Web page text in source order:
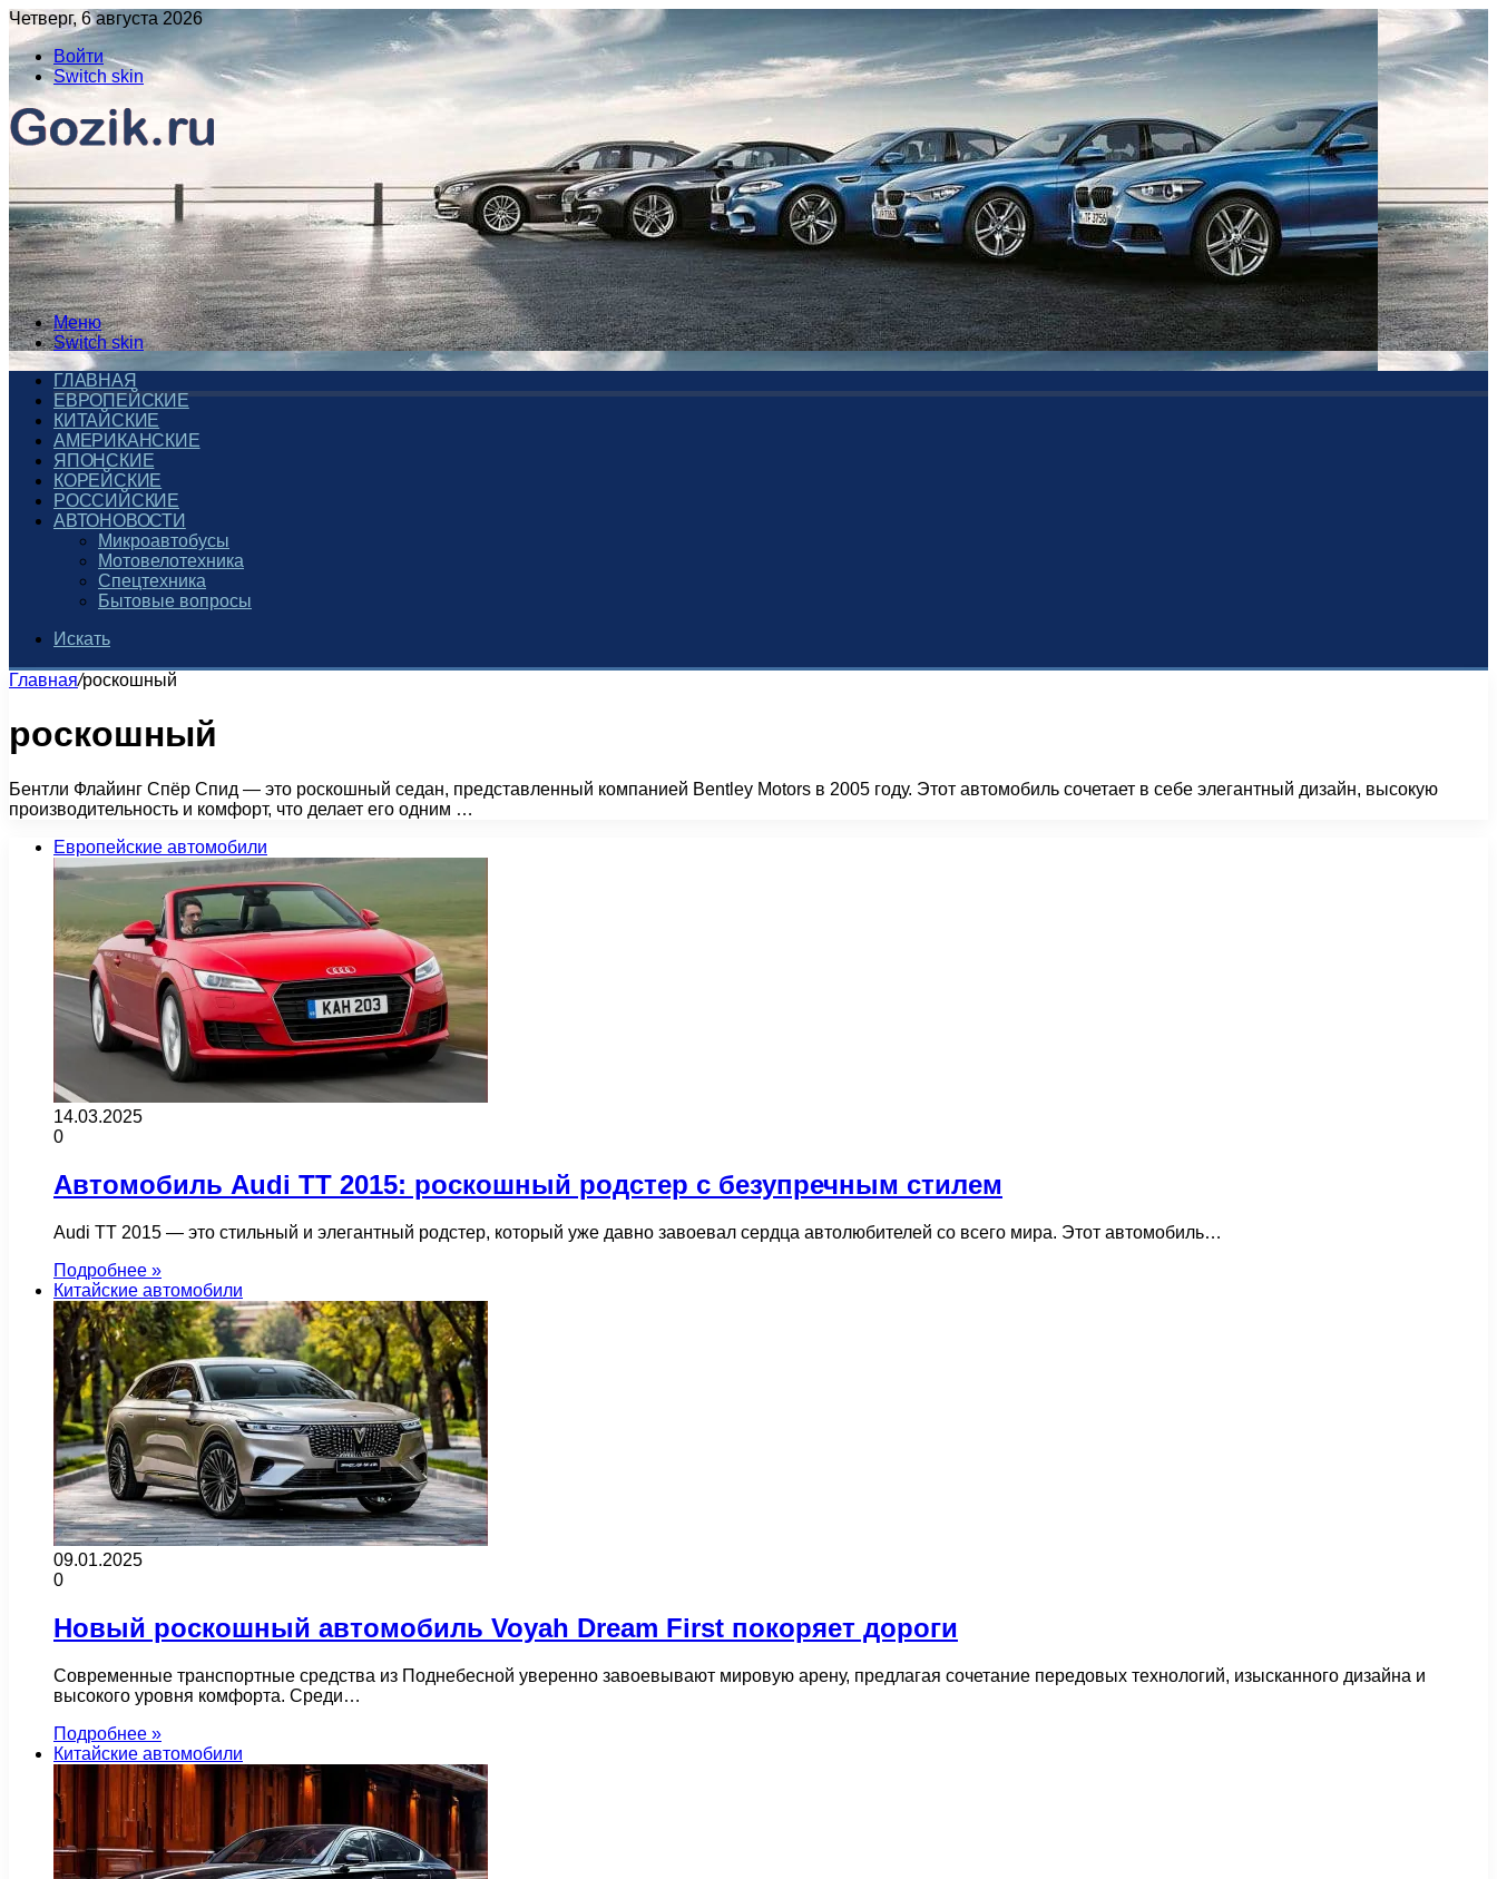
Четверг, 6 августа 2026
Войти
Switch skin
Меню
Switch skin
ГЛАВНАЯ
ЕВРОПЕЙСКИЕ
КИТАЙСКИЕ
АМЕРИКАНСКИЕ
ЯПОНСКИЕ
КОРЕЙСКИЕ
РОССИЙСКИЕ
АВТОНОВОСТИ
Микроавтобусы
Мотовелотехника
Спецтехника
Бытовые вопросы
Искать
Главная/роскошный
роскошный
Бентли Флайинг Спёр Спид — это роскошный седан, представленный компанией Bentley Motors в 2005 году. Этот автомобиль сочетает в себе элегантный дизайн, высокую
производительность и комфорт, что делает его одним …
Европейские автомобили
14.03.2025
0
Автомобиль Audi TT 2015: роскошный родстер с безупречным стилем
Audi TT 2015 — это стильный и элегантный родстер, который уже давно завоевал сердца автолюбителей со всего мира. Этот автомобиль…
Подробнее »
Китайские автомобили
09.01.2025
0
Новый роскошный автомобиль Voyah Dream First покоряет дороги
Современные транспортные средства из Поднебесной уверенно завоевывают мировую арену, предлагая сочетание передовых технологий, изысканного дизайна и
высокого уровня комфорта. Среди…
Подробнее »
Китайские автомобили